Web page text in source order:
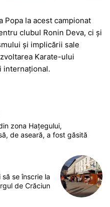
Popa la acest campionat
clubul Ronin Deva, ci și
și implicării sale
Karate-ului
internațional.
zona Hațegului,
de aseară, a fost găsită
se înscrie la
de Crăciun